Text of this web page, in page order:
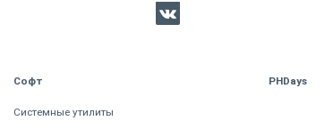
Софт
Системные утилиты
PHDays